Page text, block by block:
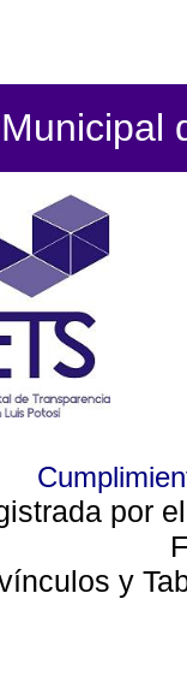
por
y